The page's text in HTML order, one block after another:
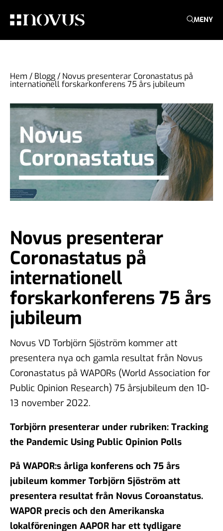
MENY
Hem / Blogg/ Novus presenterar Coronastatus på
internationell forskarkonferens 75 års jubileum
Novus presenterar
Coronastatus på
internationell
forskarkonferens 75 års
jubileum
Novus VD Torbjörn Sjöström kommer att
presentera nya och gamla resultat från Novus
Coronastatus på WAPORs (World Association for
Public Opinion Research) 75 årsjubileum den 10-
13 november 2022.
Torbjörn presenterar under rubriken: Tracking
the Pandemic Using Public Opinion Polls
På WAPOR:s årliga konferens och 75 års
jubileum kommer Torbjörn Sjöström att
presentera resultat från Novus Coroanstatus.
WAPOR precis och den Amerikanska
lokalföreningen AAPOR har ett tydligare